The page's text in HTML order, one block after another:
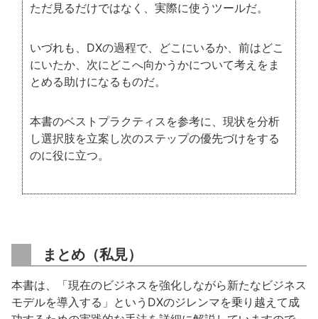
ただ見るだけではなく、実際に使うツールだ。
いづれも、DXの過程で、どこにいるか、前はどこ
にいたか、次にどこへ向かうかについて考えをま
とめる助けになるものだ。
本書のベストプラクティスを参考に、現状を分析
し選択肢を立案し次のステップの優先づけをする
のに役に立つ。
まとめ（私見）
本書は、「現在のビジネスを強化しながら新たなビジネス
モデルを導入する」というDXのジレンマを乗り越えて成